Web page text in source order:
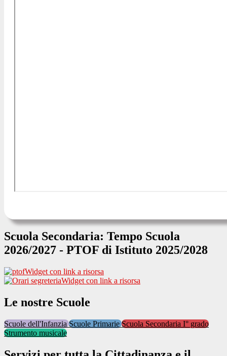
Scuola Secondaria: Tempo Scuola
2026/2027 - PTOF di Istituto 2025/2028
Widget con link a risorsa
Widget con link a risorsa
Le nostre Scuole
Scuole dell'InfanziaScuole PrimarieScuola Secondaria I° grado
Strumento musicale